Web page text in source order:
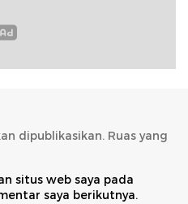
dipublikasikan. Ruas yang
situs web saya pada
saya berikutnya.